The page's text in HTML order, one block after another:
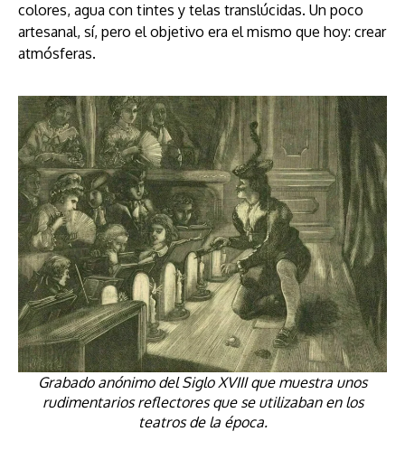
colores, agua con tintes y telas translúcidas. Un poco
artesanal, sí, pero el objetivo era el mismo que hoy: crear
atmósferas.
Grabado anónimo del Siglo XVIII que muestra unos
rudimentarios reflectores que se utilizaban en los
teatros de la época.